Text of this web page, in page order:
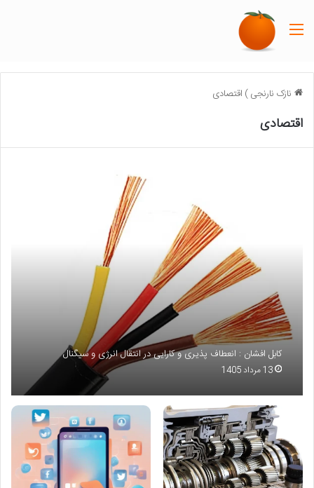
نازک نارنجی) اقتصادی
اقتصادی
کابل افشان : انعطاف پذیری و کارایی در انتقال انرژی و سیگنال
13 مرداد 1405